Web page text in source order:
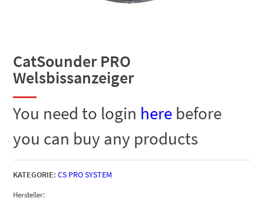
CatSounder PRO
Welsbissanzeiger
You need to login here before
you can buy any products
KATEGORIE: CS PRO SYSTEM
Hersteller: